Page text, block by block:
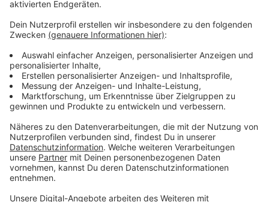
2020 statt. Sowohl SPD, Grüne, als auch die Linke
haben ihre Kandidaten für den Oberbürgermeister-
Posten schon in den vergangenen Wochen benannt.
Der amtierende OB Hans Wilhelm Reiners verzichtet
aus Altersgründen auf eine zweite Amtszeit.
Anzeige
Anzeige